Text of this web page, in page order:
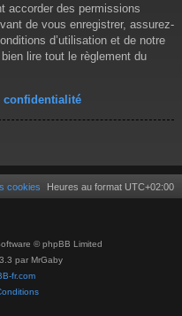
accorder des permissions
de vous enregistrer, assurez-
d’utilisation et de notre
lire tout le règlement du
confidentialité
Heures au format UTC+02:00
cookies
© phpBB Limited
par MrGaby
fr.com